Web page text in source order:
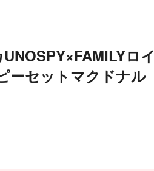
ロイ
ーセットマクドナル